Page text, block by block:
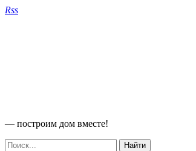
Rss
— построим дом вместе!